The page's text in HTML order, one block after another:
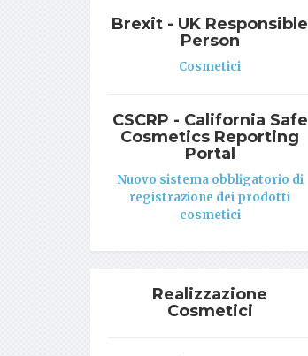
Brexit - UK Responsible
Person
Cosmetici
CSCRP - California Safe
Cosmetics Reporting
Portal
Nuovo sistema obbligatorio di
registrazione dei prodotti
cosmetici
Realizzazione
Cosmetici